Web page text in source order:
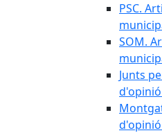
PSC.
SOM.
Junts